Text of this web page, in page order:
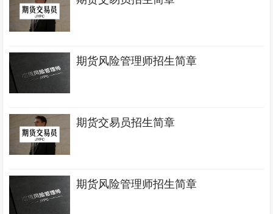
期货风险管理师招生简章
期货交易员招生简章
期货风险管理师招生简章